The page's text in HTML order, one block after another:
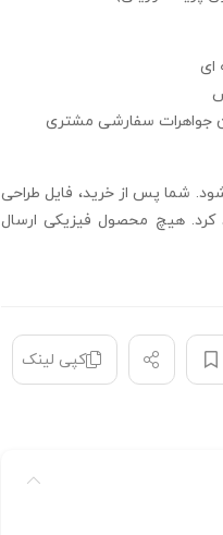
ای
جواهرات سفارشی مشتری
شما پس از خرید، فایل طراحی
کرد. هیچ محصول فیزیکی ارسال
کپی لینک